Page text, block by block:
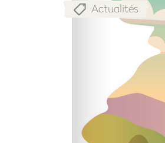
Actualités